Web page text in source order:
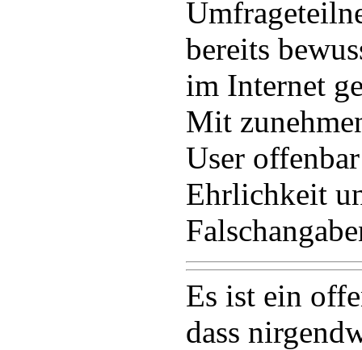
bereits
im Internet
Mit
User
Ehrlichkeit
Es ist ein
dass